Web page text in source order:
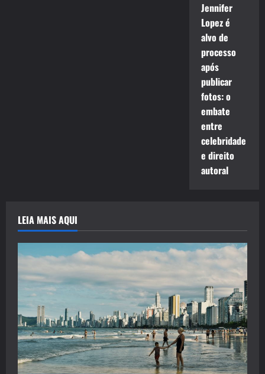
Jennifer
Lopez é
alvo de
processo
após
publicar
fotos: o
embate
entre
celebridade
e direito
autoral
LEIA MAIS AQUI